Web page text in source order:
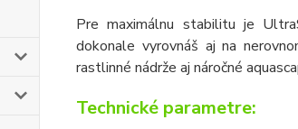
Pre maximálnu stabilitu je
dokonale vyrovnáš aj na
rastlinné nádrže aj náročné
Technické parametre: